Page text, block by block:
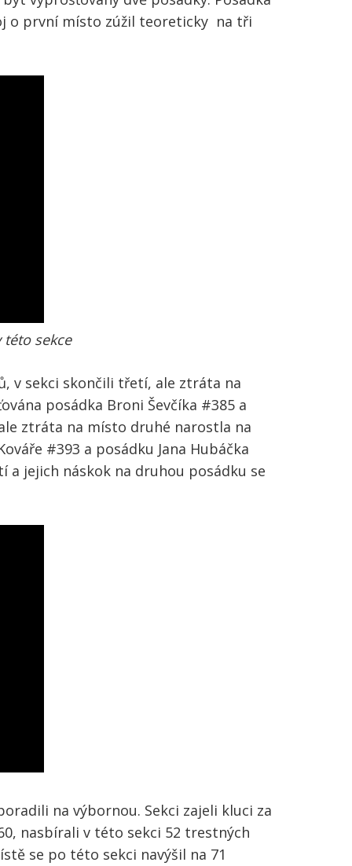
o první místo zúžil teoreticky na tři
sekce
v sekci skončili třetí, ale ztráta na
posádka Broni Ševčíka #385 a
ztráta na místo druhé narostla na
#393 a posádku Jana Hubáčka
a jejich náskok na druhou posádku se
na výbornou. Sekci zajeli kluci za
nasbírali v této sekci 52 trestných
se po této sekci navýšil na 71